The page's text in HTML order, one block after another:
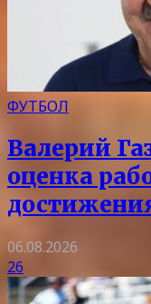
ФУТБОЛ
Валерий
оценка
06.08.2026
26